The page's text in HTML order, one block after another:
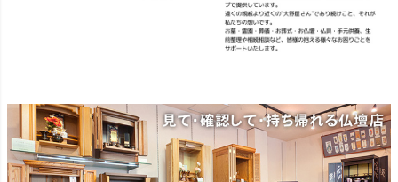
ト供養 #メモリアルギャラリ
ー国分寺店 #メモリアルギャ
ラリー千葉店 #通販 #ウェブ
ショップ #お盆 #お盆飾